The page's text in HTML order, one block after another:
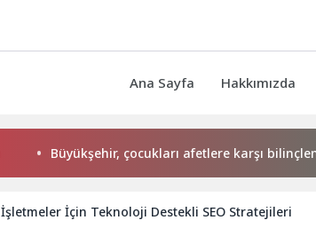
Ana Sayfa Hakkımızda
Büyükşehir, çocukları afetlere karşı bilinçlendiriyor
İçin Teknoloji Destekli SEO Stratejileri